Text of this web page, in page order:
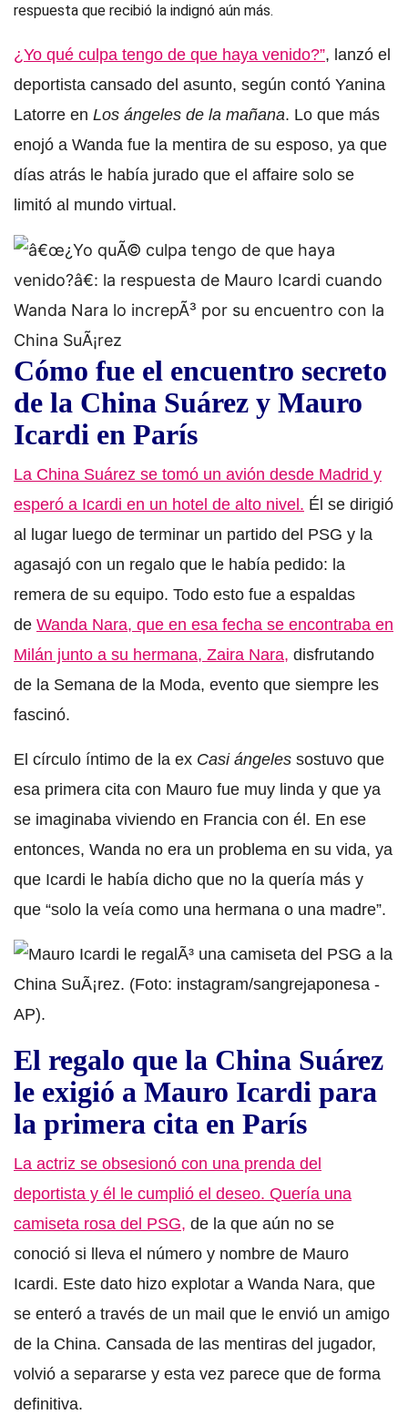
respuesta que recibió la indignó aún más.
¿Yo qué culpa tengo de que haya venido?”, lanzó el
deportista cansado del asunto, según contó Yanina
Latorre en Los ángeles de la mañana. Lo que más
enojó a Wanda fue la mentira de su esposo, ya que
días atrás le había jurado que el affaire solo se
limitó al mundo virtual.
Cómo fue el encuentro secreto
de la China Suárez y Mauro
Icardi en París
La China Suárez se tomó un avión desde Madrid y
esperó a Icardi en un hotel de alto nivel. Él se dirigió
al lugar luego de terminar un partido del PSG y la
agasajó con un regalo que le había pedido: la
remera de su equipo. Todo esto fue a espaldas
de Wanda Nara, que en esa fecha se encontraba en
Milán junto a su hermana, Zaira Nara, disfrutando
de la Semana de la Moda, evento que siempre les
fascinó.
El círculo íntimo de la ex Casi ángeles sostuvo que
esa primera cita con Mauro fue muy linda y que ya
se imaginaba viviendo en Francia con él. En ese
entonces, Wanda no era un problema en su vida, ya
que Icardi le había dicho que no la quería más y
que “solo la veía como una hermana o una madre”.
El regalo que la China Suárez
le exigió a Mauro Icardi para
la primera cita en París
La actriz se obsesionó con una prenda del
deportista y él le cumplió el deseo. Quería una
camiseta rosa del PSG, de la que aún no se
conoció si lleva el número y nombre de Mauro
Icardi. Este dato hizo explotar a Wanda Nara, que
se enteró a través de un mail que le envió un amigo
de la China. Cansada de las mentiras del jugador,
volvió a separarse y esta vez parece que de forma
definitiva.